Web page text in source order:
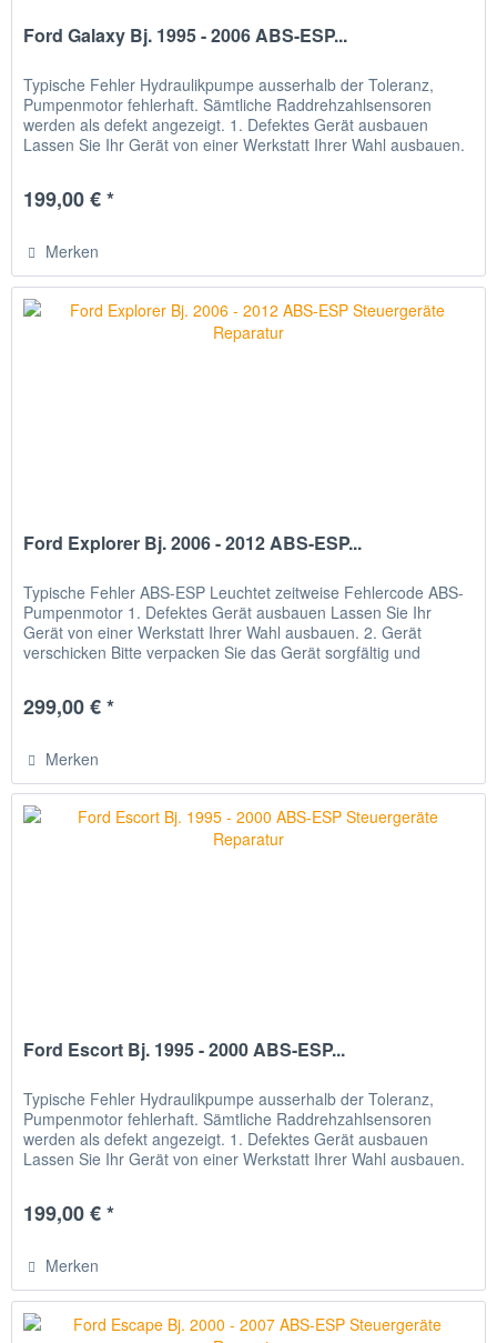
Ford Galaxy Bj. 1995 - 2006 ABS-ESP...
Typische Fehler Hydraulikpumpe ausserhalb der Toleranz,
Pumpenmotor fehlerhaft. Sämtliche Raddrehzahlsensoren
werden als defekt angezeigt. 1. Defektes Gerät ausbauen
Lassen Sie Ihr Gerät von einer Werkstatt Ihrer Wahl ausbauen.
199,00 € *
Merken
Ford Explorer Bj. 2006 - 2012 ABS-ESP...
Typische Fehler ABS-ESP Leuchtet zeitweise Fehlercode ABS-
Pumpenmotor 1. Defektes Gerät ausbauen Lassen Sie Ihr
Gerät von einer Werkstatt Ihrer Wahl ausbauen. 2. Gerät
verschicken Bitte verpacken Sie das Gerät sorgfältig und
299,00 € *
Merken
Ford Escort Bj. 1995 - 2000 ABS-ESP...
Typische Fehler Hydraulikpumpe ausserhalb der Toleranz,
Pumpenmotor fehlerhaft. Sämtliche Raddrehzahlsensoren
werden als defekt angezeigt. 1. Defektes Gerät ausbauen
Lassen Sie Ihr Gerät von einer Werkstatt Ihrer Wahl ausbauen.
199,00 € *
Merken